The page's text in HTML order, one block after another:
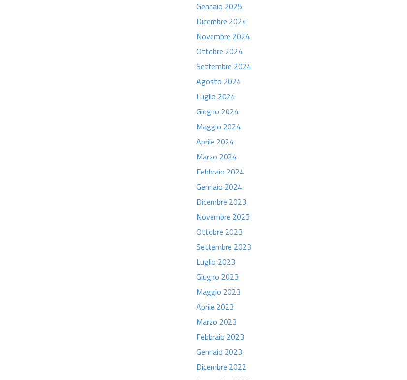
Gennaio 2025
Dicembre 2024
Novembre 2024
Ottobre 2024
Settembre 2024
Agosto 2024
Luglio 2024
Giugno 2024
Maggio 2024
Aprile 2024
Marzo 2024
Febbraio 2024
Gennaio 2024
Dicembre 2023
Novembre 2023
Ottobre 2023
Settembre 2023
Luglio 2023
Giugno 2023
Maggio 2023
Aprile 2023
Marzo 2023
Febbraio 2023
Gennaio 2023
Dicembre 2022